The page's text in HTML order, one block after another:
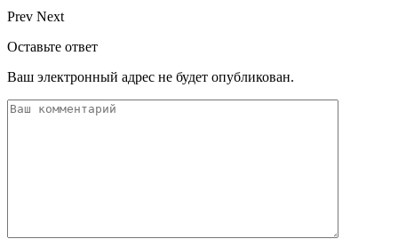
Prev Next
Оставьте ответ
Ваш электронный адрес не будет опубликован.